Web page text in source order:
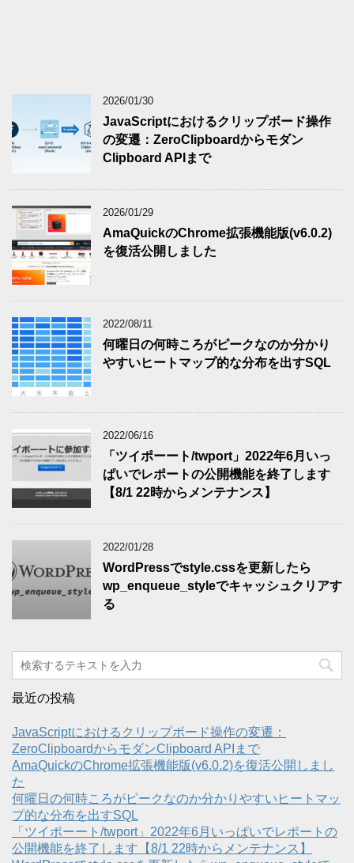
2026/01/30
JavaScriptにおけるクリップボード操作
の変遷：ZeroClipboardからモダン
Clipboard APIまで
2026/01/29
AmaQuickのChrome拡張機能版(v6.0.2)
を復活公開しました
2022/08/11
何曜日の何時ころがピークなのか分かり
やすいヒートマップ的な分布を出すSQL
2022/06/16
「ツイポーート/twport」2022年6月いっ
ぱいでレポートの公開機能を終了します
【8/1 22時からメンテナンス】
2022/01/28
WordPressでstyle.cssを更新したら
wp_enqueue_styleでキャッシュクリアす
る
最近の投稿
JavaScriptにおけるクリップボード操作の変遷：
ZeroClipboardからモダンClipboard APIまで
AmaQuickのChrome拡張機能版(v6.0.2)を復活公開しまし
た
何曜日の何時ころがピークなのか分かりやすいヒートマッ
プ的な分布を出すSQL
「ツイポーート/twport」2022年6月いっぱいでレポートの
公開機能を終了します【8/1 22時からメンテナンス】